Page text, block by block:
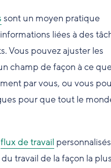
sont un moyen pratique
liées à des
Vous pouvez ajuster les
champ de façon à ce
par vous, ou vous
pour que tout le
flux de travail personnalisés
travail de la façon la